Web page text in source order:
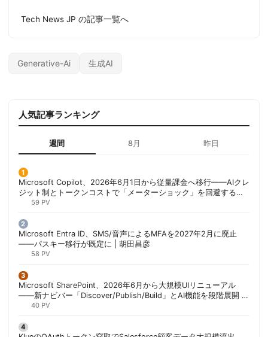
Tech News JP の記事一覧へ
Generative-Ai 生成AI
人気記事ランキング
週間 8月 昨日
Microsoft Copilot、2026年6月1日から従量課金へ移行——AIクレ
ジット制とトークンコストで「メーターショック」を回避する方
法 | 胡田昌彦
59 PV
Microsoft Entra ID、SMS/音声によるMFAを2027年2月に廃止
——パスキー移行が既定に | 胡田昌彦
58 PV
Microsoft SharePoint、2026年6月から大規模UIリニューアル
——新ナビバー「Discover/Publish/Build」とAI機能を段階展開 |
胡田昌彦
40 PV